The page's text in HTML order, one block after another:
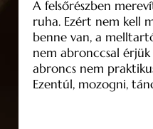
A felsőrészben
ruha. Ezért nem kell
benne van, a
nem abronccsal
abroncs nem
Ezentúl, mozogni,